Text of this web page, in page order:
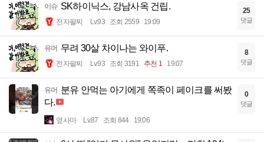
이슈 SK하이닉스, 강남사옥 건립.
전자팔찌 Lv.93 조회 2559 19:09
25
댓글
유머 무려 30살 차이나는 와이푸.
전자팔찌 Lv.93 조회 3191 추천 1 19:07
8
댓글
유머 분유 안먹는 아기에게 쪽족이 페이크를 써봤
다.
옆사마 Lv.87 조회 844 19:06
0
댓글